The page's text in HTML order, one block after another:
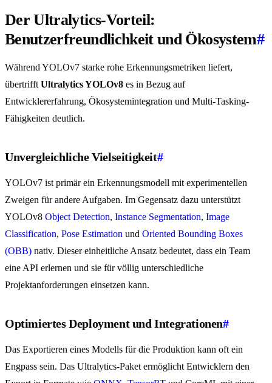
Der Ultralytics-Vorteil:
Benutzerfreundlichkeit und Ökosystem#
Während YOLOv7 starke rohe Erkennungsmetriken liefert,
übertrifft Ultralytics YOLOv8 es in Bezug auf
Entwicklererfahrung, Ökosystemintegration und Multi-Tasking-
Fähigkeiten deutlich.
Unvergleichliche Vielseitigkeit#
YOLOv7 ist primär ein Erkennungsmodell mit experimentellen
Zweigen für andere Aufgaben. Im Gegensatz dazu unterstützt
YOLOv8 Object Detection, Instance Segmentation, Image
Classification, Pose Estimation und Oriented Bounding Boxes
(OBB) nativ. Dieser einheitliche Ansatz bedeutet, dass ein Team
eine API erlernen und sie für völlig unterschiedliche
Projektanforderungen einsetzen kann.
Optimiertes Deployment und Integrationen#
Das Exportieren eines Modells für die Produktion kann oft ein
Engpass sein. Das Ultralytics-Paket ermöglicht Entwicklern den